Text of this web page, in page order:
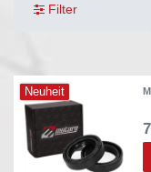
Filter
Neuheit